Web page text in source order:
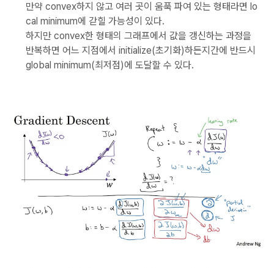
만약 convex하지 않고 여러 곳이 움푹 파여 있는 형태라면 lo
cal minimum에 갇힐 가능성이 있다.
하지만 convex한 형태의 그래프에서 값을 갱신하는 과정을
반복하면 어느 지점에서 initialize(초기화)하든지간에 반드시
global minimum(최저점)에 도달할 수 있다.